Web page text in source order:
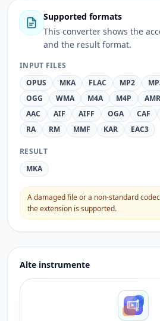
Supported formats
This converter shows the
and the result format.
INPUT FILES
OPUS
MKA FLAC MP2
OGG
WMA M4A M4P AMR
AAC
AIF AIFF OGA CAF
RA
RM MMF KAR EAC3
RESULT
MKA
A damaged file or a non-standard
the extension is supported.
Alte instrumente